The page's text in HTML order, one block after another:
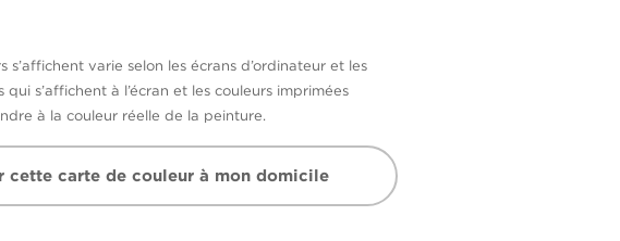
s’affichent varie selon les écrans d’ordinateur et les
qui s’affichent à l’écran et les couleurs imprimées
à la couleur réelle de la peinture.
cette carte de couleur à mon domicile